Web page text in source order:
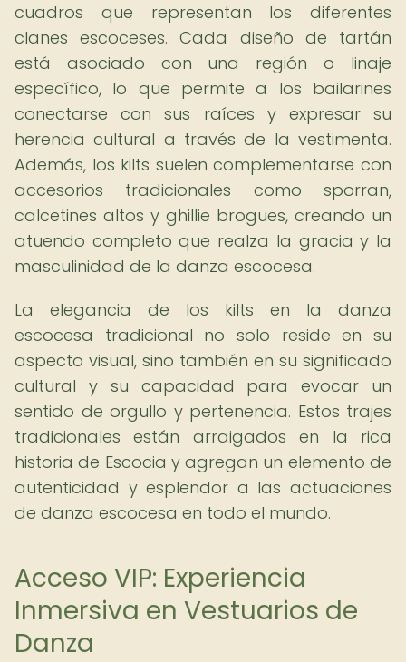
cuadros que representan los diferentes
clanes escoceses. Cada diseño de tartán
está asociado con una región o linaje
específico, lo que permite a los bailarines
conectarse con sus raíces y expresar su
herencia cultural a través de la vestimenta.
Además, los kilts suelen complementarse con
accesorios tradicionales como sporran,
calcetines altos y ghillie brogues, creando un
atuendo completo que realza la gracia y la
masculinidad de la danza escocesa.
La elegancia de los kilts en la danza
escocesa tradicional no solo reside en su
aspecto visual, sino también en su significado
cultural y su capacidad para evocar un
sentido de orgullo y pertenencia. Estos trajes
tradicionales están arraigados en la rica
historia de Escocia y agregan un elemento de
autenticidad y esplendor a las actuaciones
de danza escocesa en todo el mundo.
Acceso VIP: Experiencia
Inmersiva en Vestuarios de
Danza